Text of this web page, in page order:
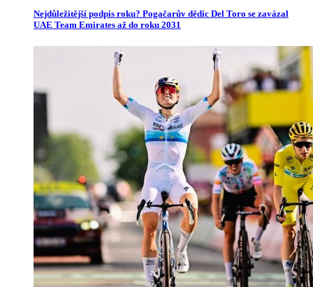
Nejdůležitější podpis roku? Pogačarův dědic Del Toro se zavázal
UAE Team Emirates až do roku 2031